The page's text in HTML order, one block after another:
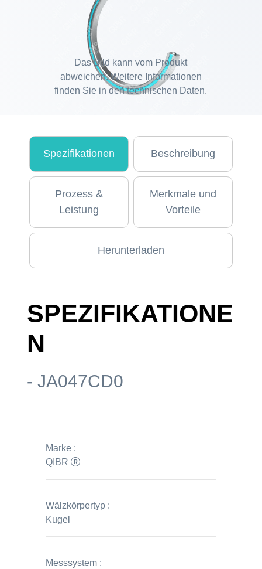
Das Bild kann vom Produkt
abweichen. Weitere Informationen
finden Sie in den technischen Daten.
Spezifikationen Beschreibung
Prozess &
Leistung
Merkmale und
Vorteile
Herunterladen
SPEZIFIKATIONE
N
- JA047CD0
Marke :
QIBR
Wälzkörpertyp :
Kugel
Messsystem :